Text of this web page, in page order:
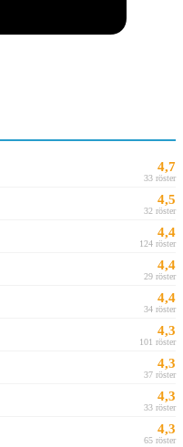
4,7
33 röster
4,5
32 röster
4,4
124 röster
4,4
29 röster
4,4
34 röster
4,3
101 röster
4,3
37 röster
4,3
33 röster
4,3
65 röster